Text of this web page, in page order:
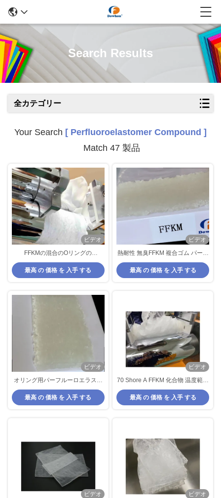
Search Results
全カテゴリー
Your Search [ Perfluoroelastomer Compound ]
Match 47 製品
ビデオ
FFKMの混合のOリングの
Perfluoroelastomerの混合物の
Ffkmの耐熱性文書
最高 の 価格 を 入手 する
ビデオ
熱耐性 無臭FFKM 複合ゴム パーフ
ルーロエラストーマー 複合Oリン
グ
最高 の 価格 を 入手 する
ビデオ
オリング用パーフルーロエラスト
ーマー化合物 オリング用 高温耐熱
性
最高 の 価格 を 入手 する
ビデオ
70 Shore A FFKM 化合物 温度範囲
-20°C から +315°C と 優れた低温
柔軟性
最高 の 価格 を 入手 する
ビデオ
ビデオ